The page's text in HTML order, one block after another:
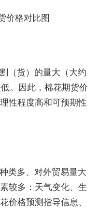
价格对比图
（货）的量大（大约
。因此，棉花期货价
性程度高和可预期性
类多、对外贸易量大
较多：天气变化、生
价格预测指导信息、